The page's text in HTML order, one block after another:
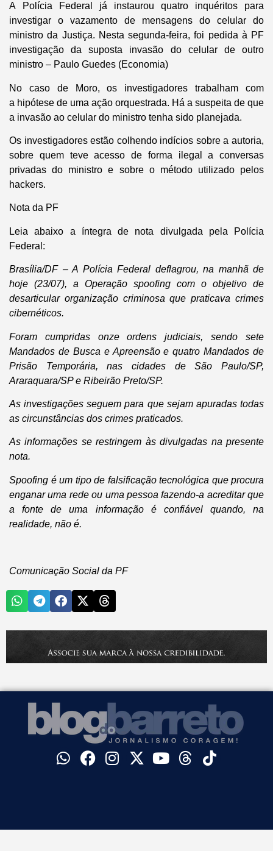
A Polícia Federal já instaurou quatro inquéritos para
investigar o vazamento de mensagens do celular do
ministro da Justiça. Nesta segunda-feira, foi pedida à PF
investigação da suposta invasão do celular de outro
ministro – Paulo Guedes (Economia)
No caso de Moro, os investigadores trabalham com
a hipótese de uma ação orquestrada. Há a suspeita de que
a invasão ao celular do ministro tenha sido planejada.
Os investigadores estão colhendo indícios sobre a autoria,
sobre quem teve acesso de forma ilegal a conversas
privadas do ministro e sobre o método utilizado pelos
hackers.
Nota da PF
Leia abaixo a íntegra de nota divulgada pela Polícia
Federal:
Brasília/DF – A Polícia Federal deflagrou, na manhã de
hoje (23/07), a Operação spoofing com o objetivo de
desarticular organização criminosa que praticava crimes
cibernéticos.
Foram cumpridas onze ordens judiciais, sendo sete
Mandados de Busca e Apreensão e quatro Mandados de
Prisão Temporária, nas cidades de São Paulo/SP,
Araraquara/SP e Ribeirão Preto/SP.
As investigações seguem para que sejam apuradas todas
as circunstâncias dos crimes praticados.
As informações se restringem às divulgadas na presente
nota.
Spoofing é um tipo de falsificação tecnológica que procura
enganar uma rede ou uma pessoa fazendo-a acreditar que
a fonte de uma informação é confiável quando, na
realidade, não é.
Comunicação Social da PF